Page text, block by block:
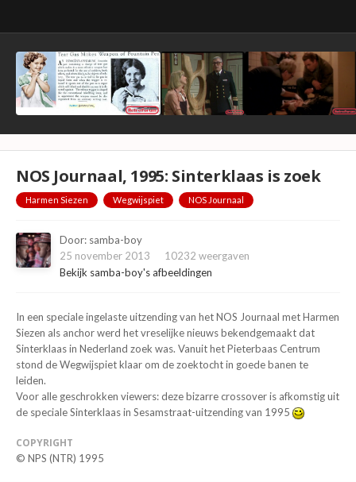
NOS Journaal, 1995: Sinterklaas is zoek
Harmen Siezen Wegwijspiet NOS Journaal
Door: samba-boy
25 november 2013
10232 weergaven
Bekijk samba-boy's afbeeldingen
In een speciale ingelaste uitzending van het NOS Journaal met Harmen
Siezen als anchor werd het vreselijke nieuws bekendgemaakt dat
Sinterklaas in Nederland zoek was. Vanuit het Pieterbaas Centrum
stond de Wegwijspiet klaar om de zoektocht in goede banen te
leiden.
Voor alle geschrokken viewers: deze bizarre crossover is afkomstig uit
de speciale Sinterklaas in Sesamstraat-uitzending van 1995
COPYRIGHT
© NPS (NTR) 1995